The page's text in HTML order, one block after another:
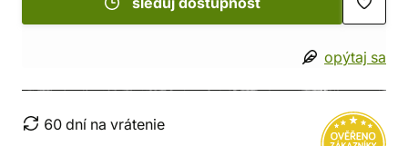
opýtaj sa
60 dní na vrátenie